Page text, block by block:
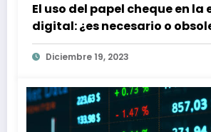
El uso del papel cheque en la
digital: ¿es necesario o
Diciembre 19, 2023